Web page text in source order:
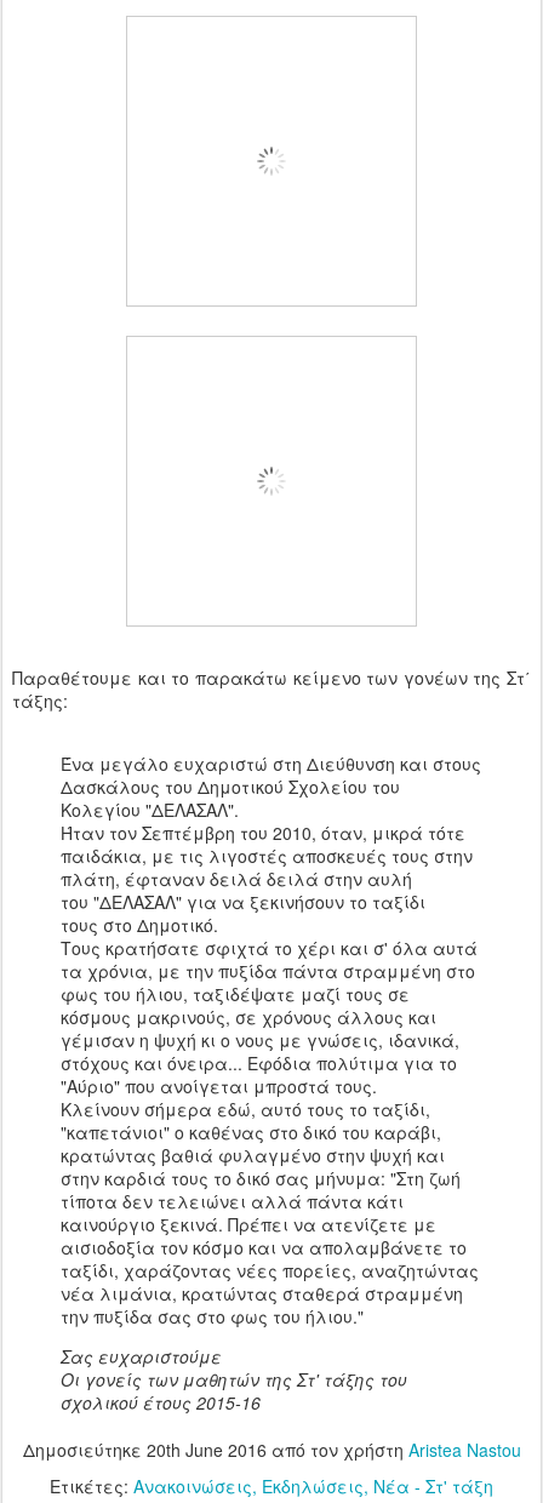
Παραθέτουμε και το παρακάτω κείμενο των γονέων της Στ΄
τάξης:
Ένα μεγάλο ευχαριστώ στη Διεύθυνση και στους
Δασκάλους του Δημοτικού Σχολείου του
Κολεγίου "ΔΕΛΑΣΑΛ".
Ήταν τον Σεπτέμβρη του 2010, όταν, μικρά τότε
παιδάκια, με τις λιγοστές αποσκευές τους στην
πλάτη, έφταναν δειλά δειλά στην αυλή
του "ΔΕΛΑΣΑΛ" για να ξεκινήσουν το ταξίδι
τους στο Δημοτικό.
Τους κρατήσατε σφιχτά το χέρι και σ' όλα αυτά
τα χρόνια, με την πυξίδα πάντα στραμμένη στο
φως του ήλιου, ταξιδέψατε μαζί τους σε
κόσμους μακρινούς, σε χρόνους άλλους και
γέμισαν η ψυχή κι ο νους με γνώσεις, ιδανικά,
στόχους και όνειρα... Εφόδια πολύτιμα για το
"Αύριο" που ανοίγεται μπροστά τους.
Κλείνουν σήμερα εδώ, αυτό τους το ταξίδι,
"καπετάνιοι" ο καθένας στο δικό του καράβι,
κρατώντας βαθιά φυλαγμένο στην ψυχή και
στην καρδιά τους το δικό σας μήνυμα: "Στη ζωή
τίποτα δεν τελειώνει αλλά πάντα κάτι
καινούργιο ξεκινά. Πρέπει να ατενίζετε με
αισιοδοξία τον κόσμο και να απολαμβάνετε το
ταξίδι, χαράζοντας νέες πορείες, αναζητώντας
νέα λιμάνια, κρατώντας σταθερά στραμμένη
την πυξίδα σας στο φως του ήλιου."
Σας ευχαριστούμε
Οι γονείς των μαθητών της Στ' τάξης του
σχολικού έτους 2015-16
Δημοσιεύτηκε 20th June 2016 από τον χρήστη Aristea Nastou
Ετικέτες: Ανακοινώσεις Εκδηλώσεις Νέα - Στ' τάξη